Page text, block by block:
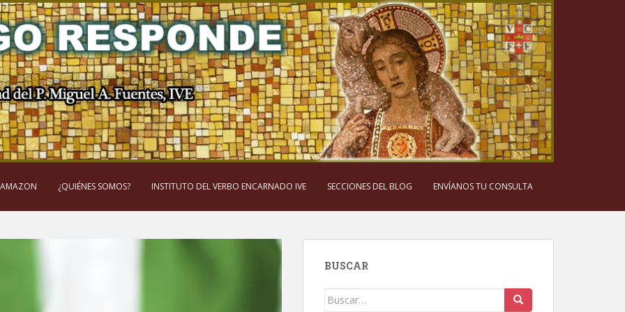
¿QUIÉNES SOMOS? INSTITUTO DEL VERBO ENCARNADO IVE SECCIONES DEL BLOG ENVÍANOS TU CONSULTA
BUSCAR
Buscar: